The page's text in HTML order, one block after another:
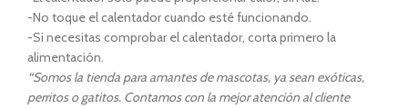
-No toque el calentador cuando esté funcionando.
-Si necesitas comprobar el calentador, corta primero la
alimentación.
“Somos la tienda para amantes de mascotas, ya sean exóticas,
perritos o gatitos. Contamos con la mejor atención al cliente